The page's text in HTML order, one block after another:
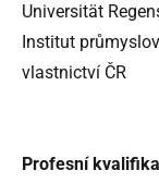
Universität
Institut
vlastnictví ČR
Profesní